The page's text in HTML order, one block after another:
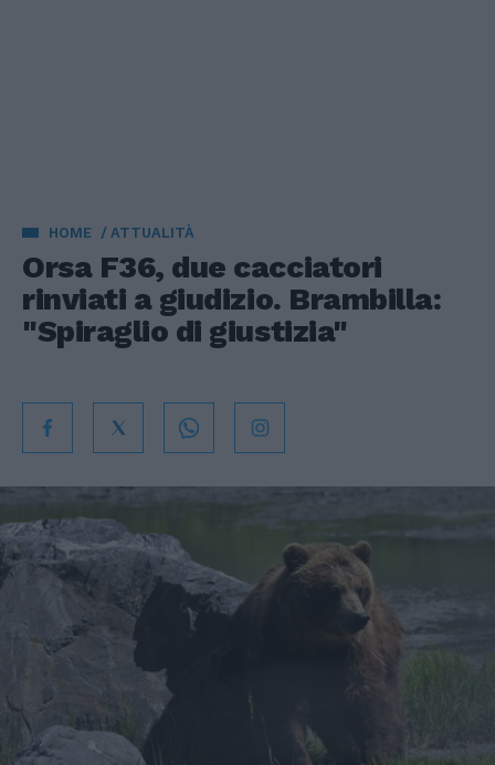
HOME ATTUALITÀ
Orsa F36, due cacciatori
rinviati a giudizio. Brambilla:
"Spiraglio di giustizia"